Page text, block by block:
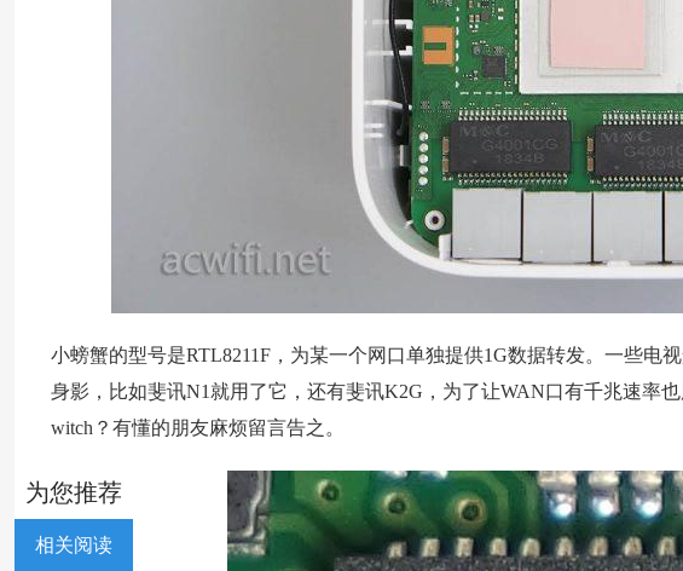
小螃蟹的型号是RTL8211F，为某一个网口单独提供1G数据转发。一些电
身影，比如斐讯N1就用了它，还有斐讯K2G，为了让WAN口有千兆速率也
witch？有懂的朋友麻烦留言告之。
为您推荐
相关阅读